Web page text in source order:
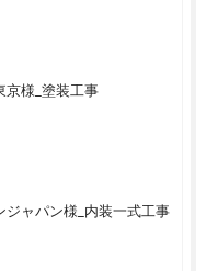
京様_塗装工事
ジャパン様_内装一式工事